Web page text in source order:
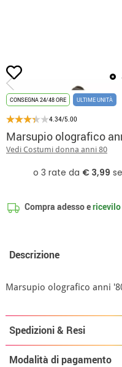
Inizio
CONSEGNA 24/48 ORE ULTIME UNITÀ
4.34/5.00
Marsupio olografico
Vedi Costumi donna anni 80
Compra adesso ericevilo
Descrizione
Marsupio olografico anni
Spedizioni & Resi
Modalità di pagamento